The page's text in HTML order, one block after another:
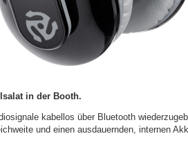
in der Booth.
kabellos über Bluetooth
und einen ausdauernden, internen